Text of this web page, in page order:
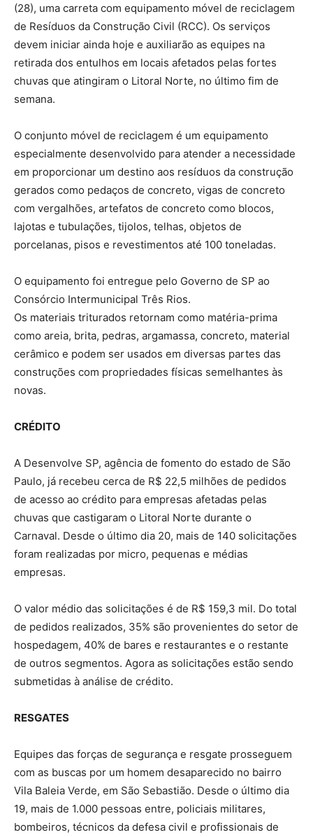
(28), uma carreta com equipamento móvel de reciclagem
de Resíduos da Construção Civil (RCC). Os serviços
devem iniciar ainda hoje e auxiliarão as equipes na
retirada dos entulhos em locais afetados pelas fortes
chuvas que atingiram o Litoral Norte, no último fim de
semana.
O conjunto móvel de reciclagem é um equipamento
especialmente desenvolvido para atender a necessidade
em proporcionar um destino aos resíduos da construção
gerados como pedaços de concreto, vigas de concreto
com vergalhões, artefatos de concreto como blocos,
lajotas e tubulações, tijolos, telhas, objetos de
porcelanas, pisos e revestimentos até 100 toneladas.
O equipamento foi entregue pelo Governo de SP ao
Consórcio Intermunicipal Três Rios.
Os materiais triturados retornam como matéria-prima
como areia, brita, pedras, argamassa, concreto, material
cerâmico e podem ser usados em diversas partes das
construções com propriedades físicas semelhantes às
novas.
CRÉDITO
A Desenvolve SP, agência de fomento do estado de São
Paulo, já recebeu cerca de R$ 22,5 milhões de pedidos
de acesso ao crédito para empresas afetadas pelas
chuvas que castigaram o Litoral Norte durante o
Carnaval. Desde o último dia 20, mais de 140 solicitações
foram realizadas por micro, pequenas e médias
empresas.
O valor médio das solicitações é de R$ 159,3 mil. Do total
de pedidos realizados, 35% são provenientes do setor de
hospedagem, 40% de bares e restaurantes e o restante
de outros segmentos. Agora as solicitações estão sendo
submetidas à análise de crédito.
RESGATES
Equipes das forças de segurança e resgate prosseguem
com as buscas por um homem desaparecido no bairro
Vila Baleia Verde, em São Sebastião. Desde o último dia
19, mais de 1.000 pessoas entre, policiais militares,
bombeiros, técnicos da defesa civil e profissionais de